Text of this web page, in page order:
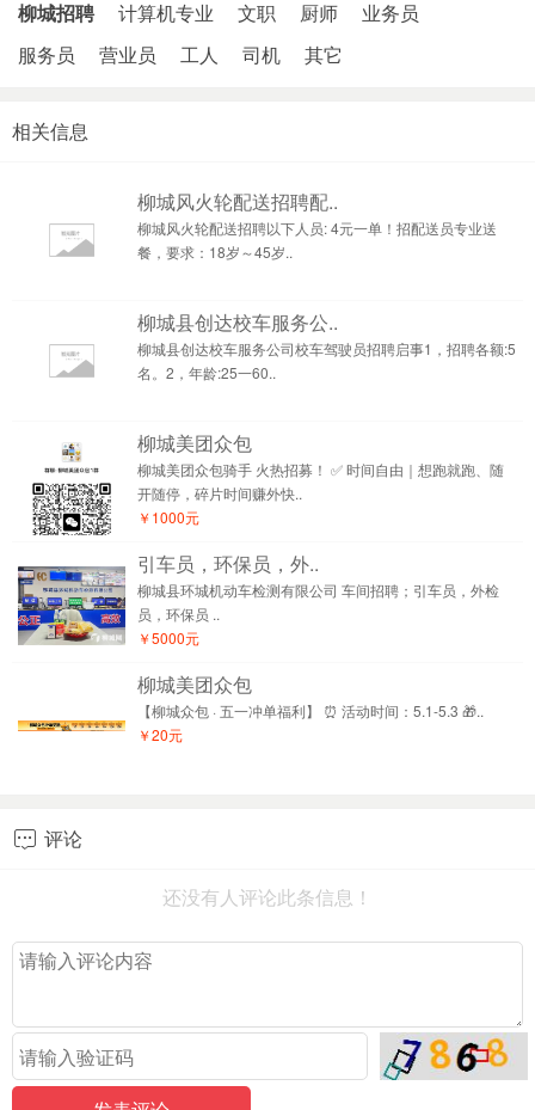
柳城招聘 计算机专业 文职 厨师
业务员
服务员
营业员 工人 司机 其它
相关信息
柳城风火轮配送招聘配..
柳城风火轮配送招聘以下人员: 4元一单！招配送员专业送
餐，要求：18岁～45岁..
柳城县创达校车服务公..
柳城县创达校车服务公司校车驾驶员招聘启事1，招聘各额:5
名。2，年龄:25一60..
柳城美团众包
柳城美团众包骑手 火热招募！ ✅ 时间自由｜想跑就跑、随
开随停，碎片时间赚外快..
￥1000元
引车员，环保员，外..
柳城县环城机动车检测有限公司 车间招聘；引车员，外检
员，环保员 ..
￥5000元
柳城美团众包
【柳城众包 · 五一冲单福利】 ⏰ 活动时间：5.1-5.3 🎁..
￥20元
 评论
还没有人评论此条信息！